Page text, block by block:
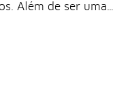
Além de ser uma…